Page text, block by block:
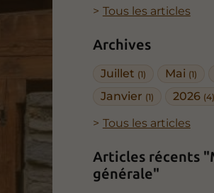
Tous les articles
Archives
Juillet (1) Mai (1)
Janvier (1) 2026 (4)
Tous les articles
Articles récents
générale"